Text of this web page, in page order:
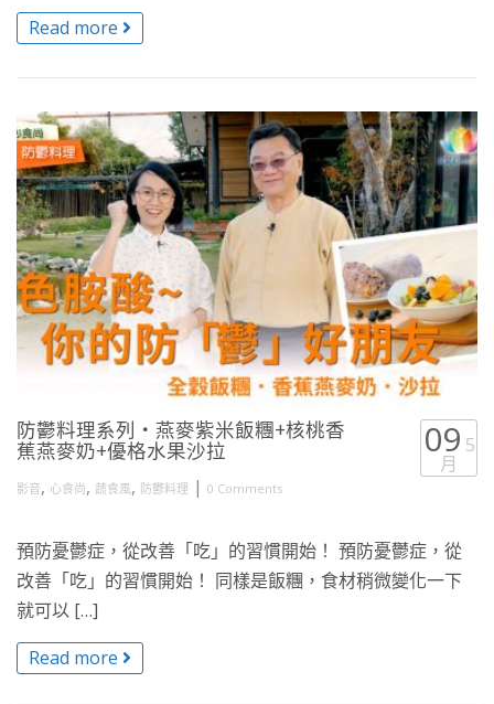
Read more
防鬱料理系列・燕麥紫米飯糰+核桃香
蕉燕麥奶+優格水果沙拉
影音, 心食尚, 蔬食風, 防鬱料理 | 0 Comments
09 5
月
預防憂鬱症，從改善「吃」的習慣開始！ 預防憂鬱症，從
改善「吃」的習慣開始！ 同樣是飯糰，食材稍微變化一下
就可以 […]
Read more